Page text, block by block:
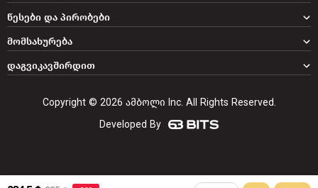
დაგვიკავშირდით
წესები და პირობები
მომსახურება
Copyright © 2026 ამბოლი Inc. All Rights Reserved.
Developed By